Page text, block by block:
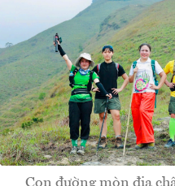
Con đường mòn địa